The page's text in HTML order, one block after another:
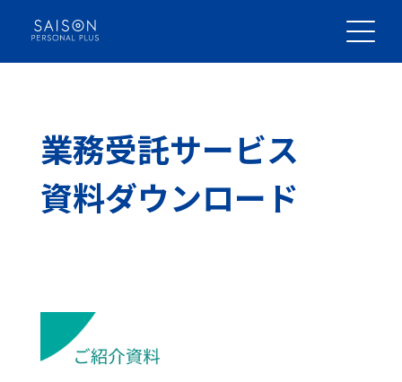
業務受託サービス
資料ダウンロード